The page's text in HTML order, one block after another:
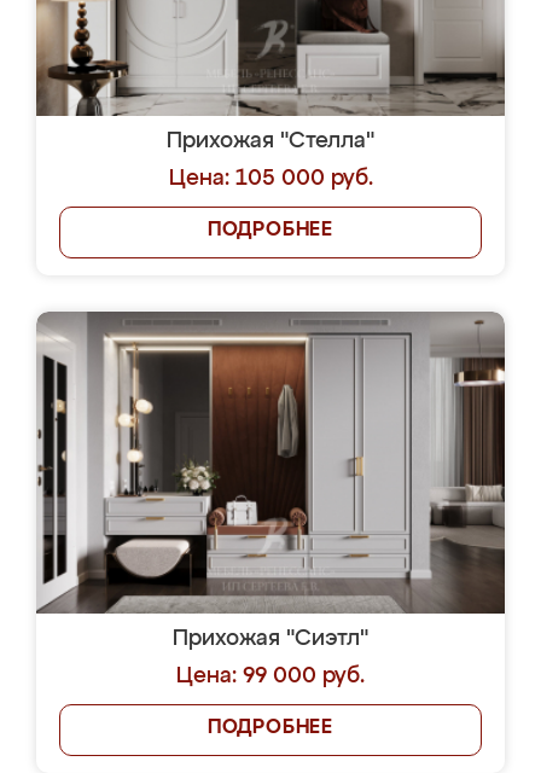
Прихожая "Стелла"
Цена: 105 000 руб.
ПОДРОБНЕЕ
Прихожая "Сиэтл"
Цена: 99 000 руб.
ПОДРОБНЕЕ